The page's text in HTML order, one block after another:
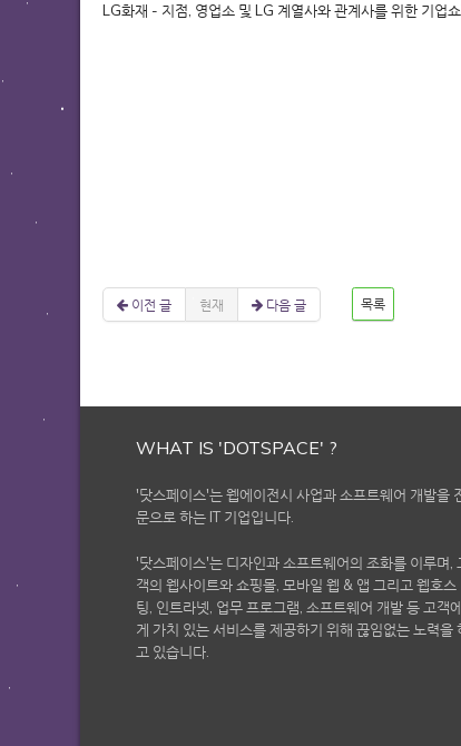
LG화재 - 지점, 영업소 및 LG 계열사와 관계사를 위한 기업
이전 글 현재 다음 글 목록
WHAT IS 'DOTSPACE' ?
'닷스페이스'는 웹에이전시 사업과 소프트웨어 개발을
문으로 하는 IT 기업입니다.
'닷스페이스'는 디자인과 소프트웨어의 조화를 이루며,
객의 웹사이트와 쇼핑몰, 모바일 웹 & 앱 그리고 웹호스
팅, 인트라넷, 업무 프로그램, 소프트웨어 개발 등 고객에
게 가치 있는 서비스를 제공하기 위해 끊임없는 노력을
고 있습니다.